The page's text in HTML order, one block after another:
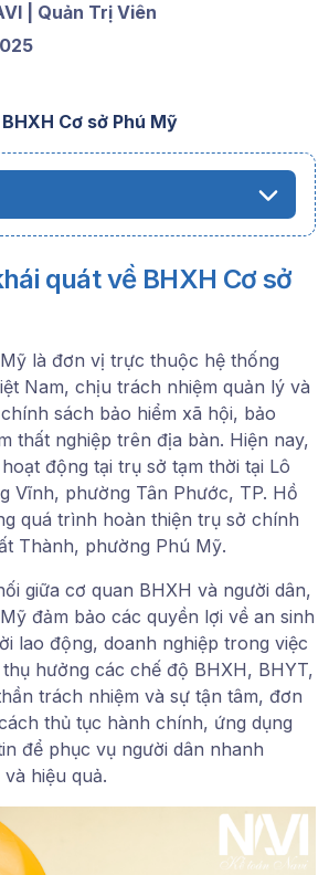
| Quản Trị Viên
BHXH Cơ sở Phú Mỹ
quát về BHXH Cơ sở
là đơn vị trực thuộc hệ thống
Nam, chịu trách nhiệm quản lý và
sách bảo hiểm xã hội, bảo
thất nghiệp trên địa bàn. Hiện nay,
động tại trụ sở tạm thời tại Lô
Vĩnh, phường Tân Phước, TP. Hồ
quá trình hoàn thiện trụ sở chính
Thành, phường Phú Mỹ.
giữa cơ quan BHXH và người dân,
đảm bảo các quyền lợi về an sinh
lao động, doanh nghiệp trong việc
hưởng các chế độ BHXH, BHYT,
trách nhiệm và sự tận tâm, đơn
thủ tục hành chính, ứng dụng
để phục vụ người dân nhanh
hiệu quả.